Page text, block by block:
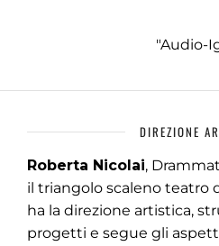
"Audio-
DIREZIONE
Roberta Nicolai,
il triangolo scaleno teatro
ha la direzione artistica,
progetti e segue gli